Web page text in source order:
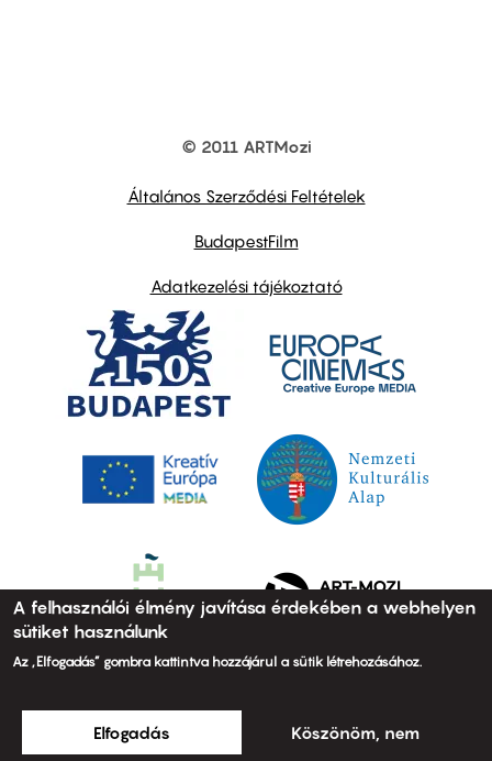
© 2011 ARTMozi
Általános Szerződési Feltételek
BudapestFilm
Adatkezelési tájékoztató
A felhasználói élmény javítása érdekében a webhelyen
sütiket használunk
Az „Elfogadás” gombra kattintva hozzájárul a sütik létrehozásához.
Elfogadás Köszönöm, nem